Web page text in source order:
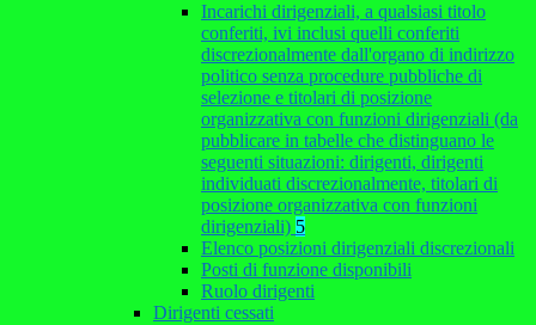
Incarichi dirigenziali, a qualsiasi titolo
conferiti, ivi inclusi quelli conferiti
discrezionalmente dall'organo di indirizzo
politico senza procedure pubbliche di
selezione e titolari di posizione
organizzativa con funzioni dirigenziali (da
pubblicare in tabelle che distinguano le
seguenti situazioni: dirigenti, dirigenti
individuati discrezionalmente, titolari di
posizione organizzativa con funzioni
dirigenziali) 5
Elenco posizioni dirigenziali discrezionali
Posti di funzione disponibili
Ruolo dirigenti
Dirigenti cessati